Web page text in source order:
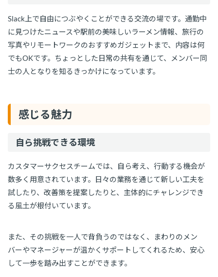
Slack上で自由につぶやくことができる交流の場です。通勤中
に見つけたニュースや駅前の美味しいラーメン情報、旅行の
写真やリモートワークのおすすめガジェットまで、内容は何
でもOKです。ちょっとした日常の共有を通じて、メンバー同
士の人となりを知るきっかけになっています。
感じる魅力
自ら挑戦できる環境
カスタマーサクセスチームでは、自ら考え、行動する機会が
数多く用意されています。日々の業務を通じて新しい工夫を
試したり、改善策を提案したりと、主体的にチャレンジでき
る風土が根付いています。
また、その挑戦を一人で背負うのではなく、まわりのメン
バーやマネージャーが温かくサポートしてくれるため、安心
して一歩を踏み出すことができます。